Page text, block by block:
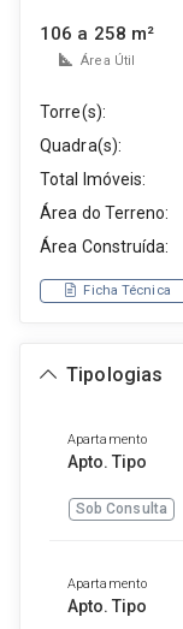
106 a 258 m²
Área Útil
Torre(s):
Quadra(s):
Total Imóveis:
Área do Terreno:
Área Construída:
Ficha Técnica
Tipologias
Apartamento
Apto. Tipo
Sob Consulta
Apartamento
Apto. Tipo